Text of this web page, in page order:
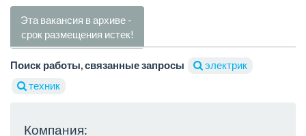
Эта вакансия в архиве -
срок размещения истек!
Поиск работы, связанные запросы
электрик
техник
Компания: